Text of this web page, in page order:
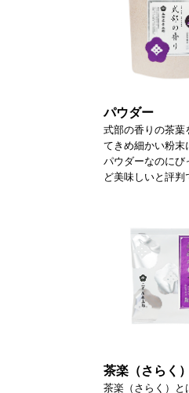
パウダー
式部の香りの茶葉
てきめ細かい粉末
パウダーなのにび
ど美味しいと評判
茶楽（さらく）
茶楽（さらく）と